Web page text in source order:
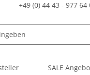
+49 (0) 44 43 - 977 64
SALE